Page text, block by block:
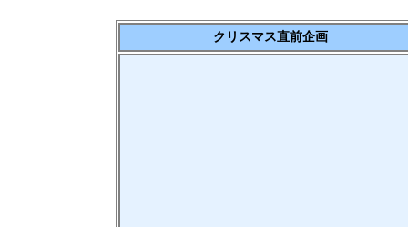
クリスマス直前企画